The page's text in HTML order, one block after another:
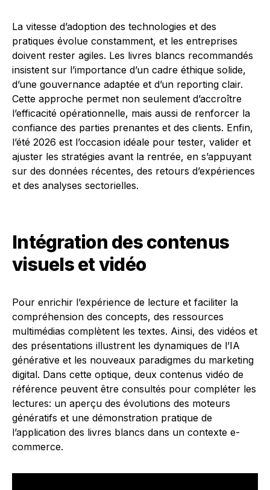
La vitesse d’adoption des technologies et des
pratiques évolue constamment, et les entreprises
doivent rester agiles. Les livres blancs recommandés
insistent sur l’importance d’un cadre éthique solide,
d’une gouvernance adaptée et d’un reporting clair.
Cette approche permet non seulement d’accroître
l’efficacité opérationnelle, mais aussi de renforcer la
confiance des parties prenantes et des clients. Enfin,
l’été 2026 est l’occasion idéale pour tester, valider et
ajuster les stratégies avant la rentrée, en s’appuyant
sur des données récentes, des retours d’expériences
et des analyses sectorielles.
Intégration des contenus
visuels et vidéo
Pour enrichir l’expérience de lecture et faciliter la
compréhension des concepts, des ressources
multimédias complètent les textes. Ainsi, des vidéos et
des présentations illustrent les dynamiques de l’IA
générative et les nouveaux paradigmes du marketing
digital. Dans cette optique, deux contenus vidéo de
référence peuvent être consultés pour compléter les
lectures: un aperçu des évolutions des moteurs
génératifs et une démonstration pratique de
l’application des livres blancs dans un contexte e-
commerce.